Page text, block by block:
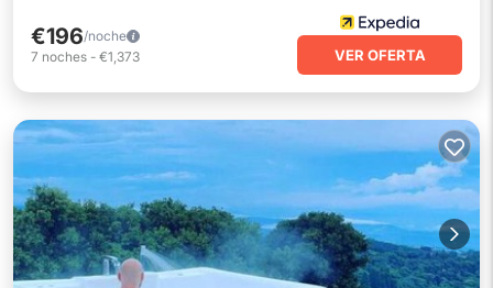
€196/noche
7 noches - €1,373 VER OFERTA